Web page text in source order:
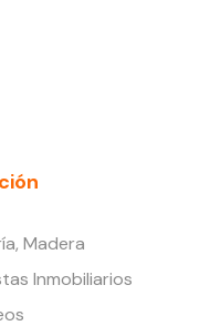
Madera
Inmobiliarios